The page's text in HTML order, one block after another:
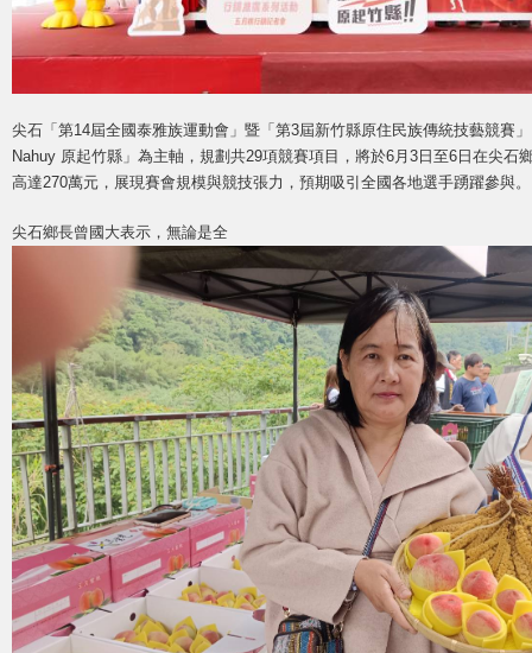
尖石「第14屆全國泰雅族運動會」暨「第3屆新竹縣原住民族傳統技藝競賽
Nahuy 原起竹縣」為主軸，規劃共29項競賽項目，將於6月3日至6日在尖石
高達270萬元，展現賽會規模與競技張力，預期吸引全國各地選手踴躍參與。
尖石鄉長曾國大表示，無論是全